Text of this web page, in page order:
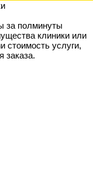
за полминуты
клиники или
стоимость услуги,
заказа.